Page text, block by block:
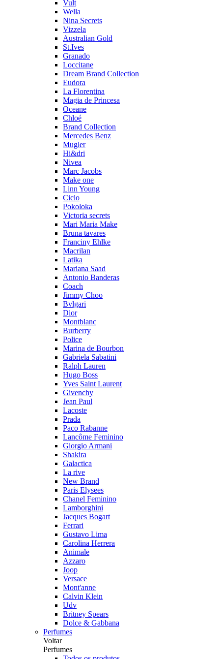
Vult
Wella
Nina Secrets
Vizzela
Australian Gold
St.Ives
Granado
Loccitane
Dream Brand Collection
Eudora
La Florentina
Magia de Princesa
Oceane
Chloé
Brand Collection
Mercedes Benz
Mugler
Hi&dri
Nivea
Marc Jacobs
Make one
Linn Young
Ciclo
Pokoloka
Victoria secrets
Mari Maria Make
Bruna tavares
Franciny Ehlke
Macrilan
Latika
Mariana Saad
Antonio Banderas
Coach
Jimmy Choo
Bvlgari
Dior
Montblanc
Burberry
Police
Marina de Bourbon
Gabriela Sabatini
Ralph Lauren
Hugo Boss
Yves Saint Laurent
Givenchy
Jean Paul
Lacoste
Prada
Paco Rabanne
Lancôme Feminino
Giorgio Armani
Shakira
Galactica
La rive
New Brand
Paris Elysees
Chanel Feminino
Lamborghini
Jacques Bogart
Ferrari
Gustavo Lima
Carolina Herrera
Animale
Azzaro
Joop
Versace
Mont'anne
Calvin Klein
Udv
Britney Spears
Dolce & Gabbana
Perfumes
Voltar
Perfumes